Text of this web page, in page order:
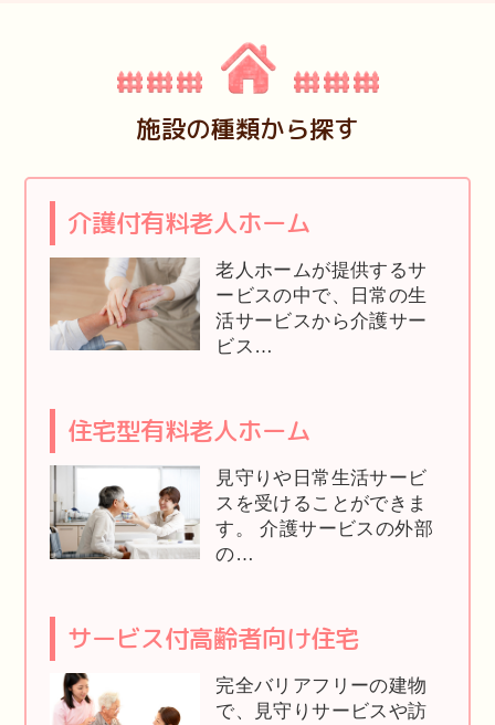
施設の種類から探す
介護付有料老人ホーム
老人ホームが提供するサ
ービスの中で、日常の生
活サービスから介護サー
ビス…
住宅型有料老人ホーム
見守りや日常生活サービ
スを受けることができま
す。 介護サービスの外部
の…
サービス付高齢者向け住宅
完全バリアフリーの建物
で、見守りサービスや訪